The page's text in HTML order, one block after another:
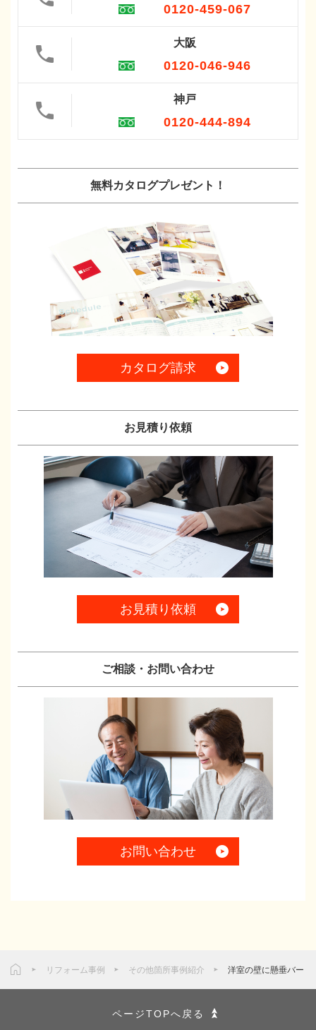
0120-459-067
大阪
0120-046-946
神戸
0120-444-894
無料カタログプレゼント！
カタログ請求
お見積り依頼
お見積り依頼
ご相談・お問い合わせ
お問い合わせ
リフォーム事例 その他箇所事例紹介 洋室の壁に懸垂バー
ページTOPへ戻る